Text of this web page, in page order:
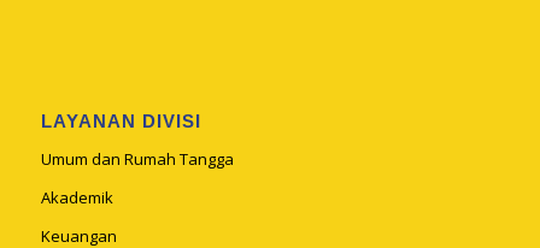
LAYANAN DIVISI
Umum dan Rumah Tangga
Akademik
Keuangan